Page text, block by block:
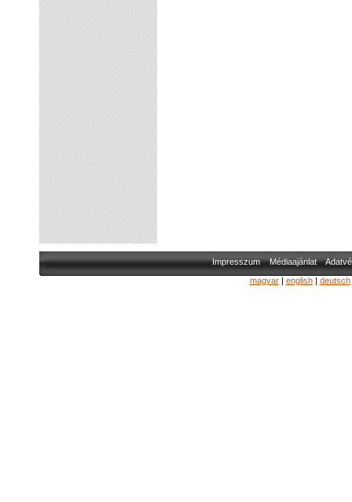
Impresszum Médiaajánlat
magyar| english| deutsch